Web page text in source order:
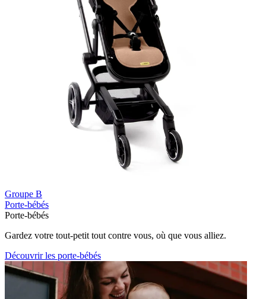
Groupe B
Porte-bébés
Porte-bébés
Gardez votre tout-petit tout contre vous, où que vous alliez.
Découvrir les porte-bébés